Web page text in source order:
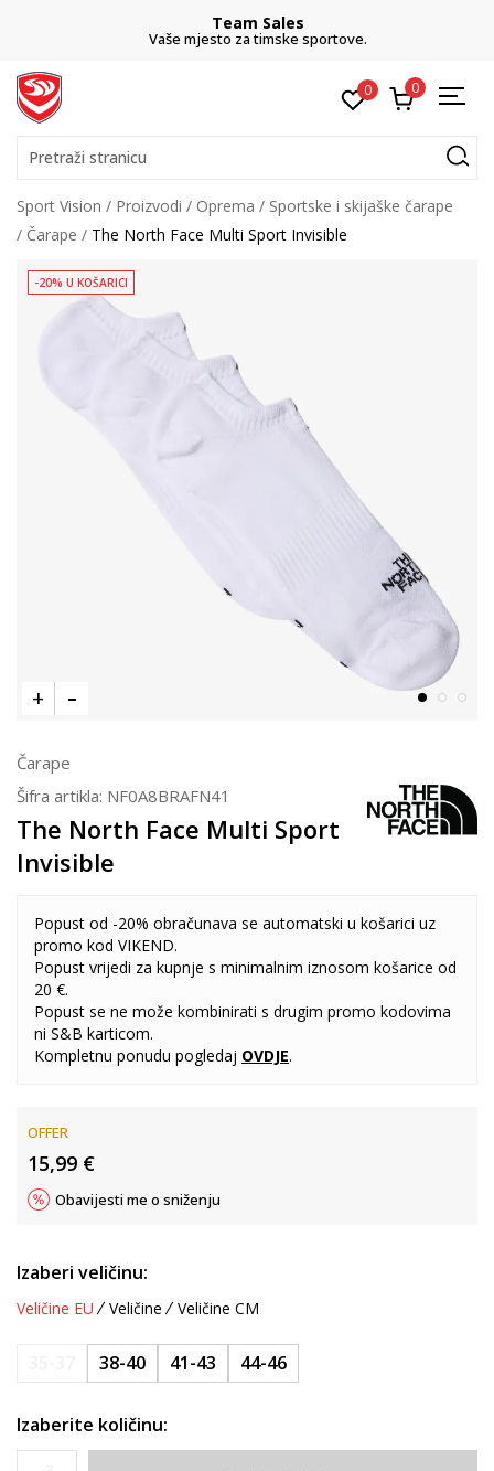
Team Sales
Vaše mjesto za timske sportove.
0 0
Pretraži stranicu
Sport Vision Proizvodi Oprema
Sportske i skijaške čarape
Čarape
The North Face Multi Sport Invisible
-20% U KOŠARICI
Čarape
Šifra artikla: NF0A8BRAFN41
The North Face Multi Sport
Invisible
Popust od -20% obračunava se automatski u košarici uz
promo kod VIKEND.
Popust vrijedi za kupnje s minimalnim iznosom košarice od
20 €.
Popust se ne može kombinirati s drugim promo kodovima
ni S&B karticom.
Kompletnu ponudu pogledaj OVDJE.
OFFER
15,99 €
Obavijesti me o sniženju
Izaberi veličinu:
Veličine EU Veličine Veličine CM
38-40 41-43 44-46
Izaberite količinu: